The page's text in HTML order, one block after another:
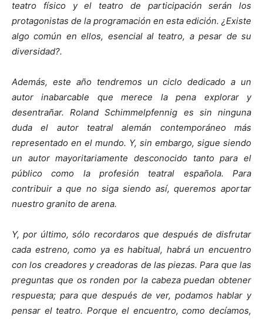
teatro físico y el teatro de participación serán los
protagonistas de la programación en esta edición. ¿Existe
algo común en ellos, esencial al teatro, a pesar de su
diversidad?.
Además, este año tendremos un ciclo dedicado a un
autor inabarcable que merece la pena explorar y
desentrañar. Roland Schimmelpfennig es sin ninguna
duda el autor teatral alemán contemporáneo más
representado en el mundo. Y, sin embargo, sigue siendo
un autor mayoritariamente desconocido tanto para el
público como la profesión teatral española. Para
contribuir a que no siga siendo así, queremos aportar
nuestro granito de arena.
Y, por último, sólo recordaros que después de disfrutar
cada estreno, como ya es habitual, habrá un encuentro
con los creadores y creadoras de las piezas. Para que las
preguntas que os ronden por la cabeza puedan obtener
respuesta; para que después de ver, podamos hablar y
pensar el teatro. Porque el encuentro, como decíamos,